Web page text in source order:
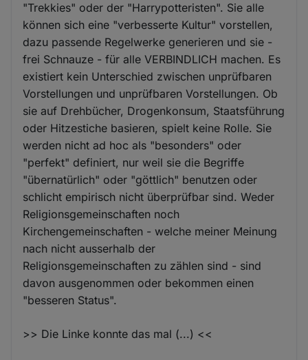
"Trekkies" oder der "Harrypotteristen". Sie alle
können sich eine "verbesserte Kultur" vorstellen,
dazu passende Regelwerke generieren und sie -
frei Schnauze - für alle VERBINDLICH machen. Es
existiert kein Unterschied zwischen unprüfbaren
Vorstellungen und unprüfbaren Vorstellungen. Ob
sie auf Drehbücher, Drogenkonsum, Staatsführung
oder Hitzestiche basieren, spielt keine Rolle. Sie
werden nicht ad hoc als "besonders" oder
"perfekt" definiert, nur weil sie die Begriffe
"übernatürlich" oder "göttlich" benutzen oder
schlicht empirisch nicht überprüfbar sind. Weder
Religionsgemeinschaften noch
Kirchengemeinschaften - welche meiner Meinung
nach nicht ausserhalb der
Religionsgemeinschaften zu zählen sind - sind
davon ausgenommen oder bekommen einen
"besseren Status".
>> Die Linke konnte das mal (...) <<